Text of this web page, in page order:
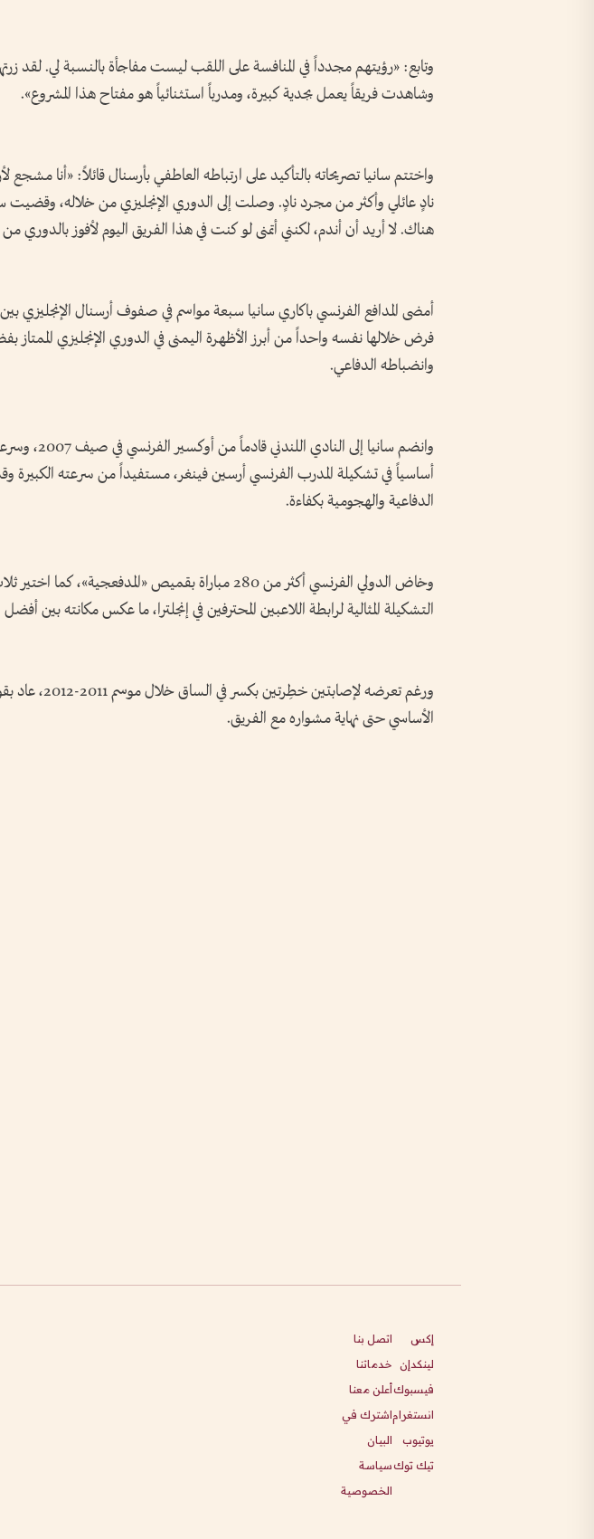
وتابع: «رؤيتهم مجدداً في المنافسة على اللقب ليست مفاجأة بالنسبة لي. لقد
وشاهدت فريقاً يعمل بجدية كبيرة، ومدرباً استثنائياً هو مفتاح هذا المشروع».
واختتم سانيا تصريحاته بالتأكيد على ارتباطه العاطفي بأرسنال قائلاً: «أنا مشجع
نادٍ عائلي وأكثر من مجرد نادٍ. وصلت إلى الدوري الإنجليزي من خلاله،
هناك. لا أريد أن أندم، لكنني أتمنى لو كنت في هذا الفريق اليوم لأفوز بالدوري
فرض خلالها نفسه واحداً من أبرز الأظهرة اليمنى في الدوري الإنجليزي الممتاز
وانضباطه الدفاعي.
وانضم سانيا إلى
أساسياً في تشكيلة المدرب الفرنسي أرسين فينغر، مستفيداً من سرعته الكبيرة
الدفاعية والهجومية بكفاءة.
وخاض الدولي الفرنسي أكثر من 280 مباراة بقميص «المدفعجية»،
التشكيلة المثالية لرابطة اللاعبين المحترفين في إنجلترا، ما عكس مكانته بين أفضل
ورغم تعرضه لإصابتين
الأساسي حتى نهاية مشواره مع الفريق.
إكس
لينكدإن
فيسبوك
انستغرام
يوتيوب
تيك توك
اتصل بنا
خدماتنا
أعلن معنا
اشترك في
البيان
سياسة
الخصوصية